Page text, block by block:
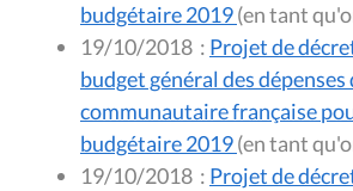
budgétaire 2019
(en
19/10/2018 : Projet de
budget général des
communautaire française
budgétaire 2019
(en
19/10/2018 : Projet de